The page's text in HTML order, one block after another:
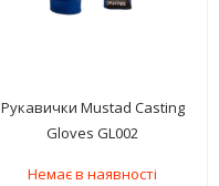
Рукавички Mustad Casting
Gloves GL002
Немає в наявності